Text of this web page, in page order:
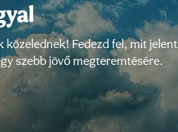
közelednek! Fedezd fel, mit jelent
szebb jövő megteremtésére.